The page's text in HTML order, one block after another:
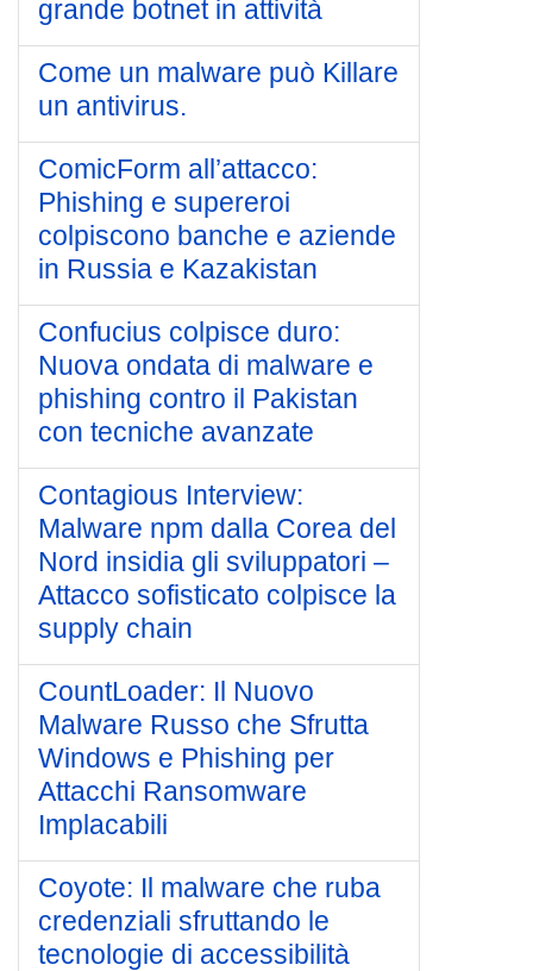
grande botnet in attività
Come un malware può Killare
un antivirus.
ComicForm all’attacco:
Phishing e supereroi
colpiscono banche e aziende
in Russia e Kazakistan
Confucius colpisce duro:
Nuova ondata di malware e
phishing contro il Pakistan
con tecniche avanzate
Contagious Interview:
Malware npm dalla Corea del
Nord insidia gli sviluppatori –
Attacco sofisticato colpisce la
supply chain
CountLoader: Il Nuovo
Malware Russo che Sfrutta
Windows e Phishing per
Attacchi Ransomware
Implacabili
Coyote: Il malware che ruba
credenziali sfruttando le
tecnologie di accessibilità